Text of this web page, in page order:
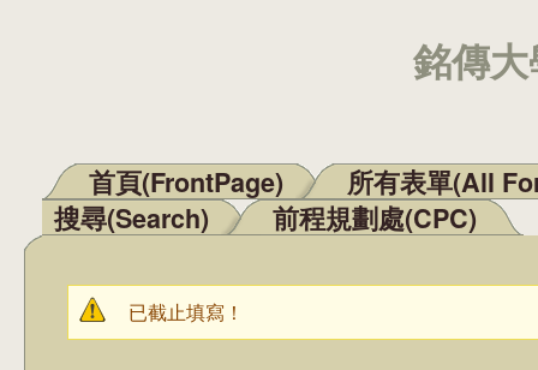
銘傳
Main menu
首頁(FrontPage)
所有表單(All
搜尋(Search)
前程規劃處(CPC)
Warning message
已截止填寫！